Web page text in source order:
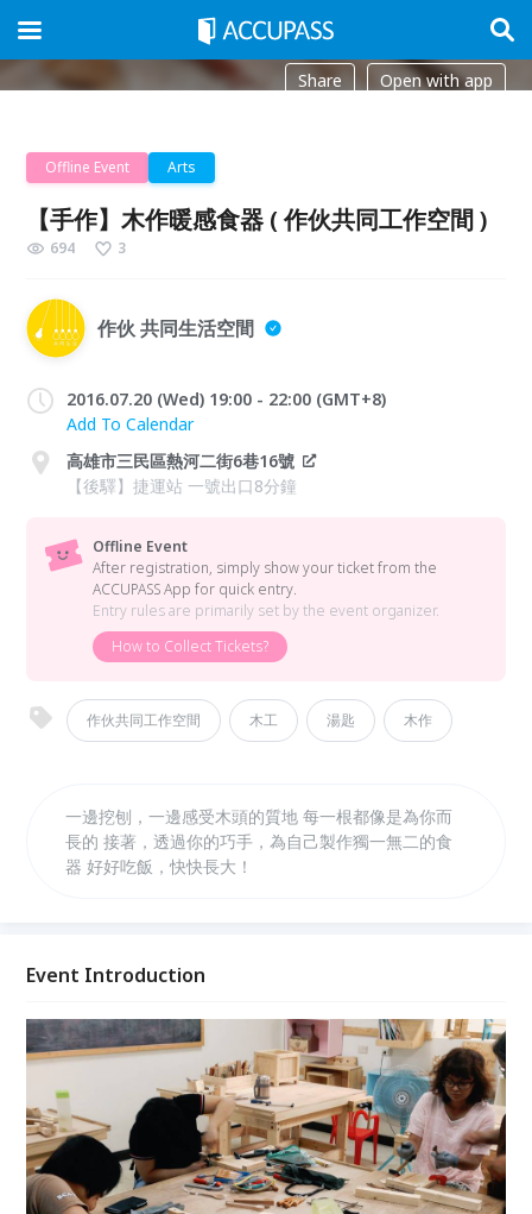
Share Open with app
Offline Event Arts
【手作】木作暖感食器 ( 作伙共同工作空間 )
694 3
作伙 共同生活空間
2016.07.20 (Wed) 19:00 - 22:00 (GMT+8)
Add To Calendar
高雄市三民區熱河二街6巷16號
【後驛】捷運站 一號出口8分鐘
Offline Event
After registration, simply show your ticket from the
ACCUPASS App for quick entry.
Entry rules are primarily set by the event organizer.
How to Collect Tickets?
作伙共同工作空間 木工 湯匙 木作
一邊挖刨，一邊感受木頭的質地 每一根都像是為你而
長的 接著，透過你的巧手，為自己製作獨一無二的食
器 好好吃飯，快快長大！
Event Introduction